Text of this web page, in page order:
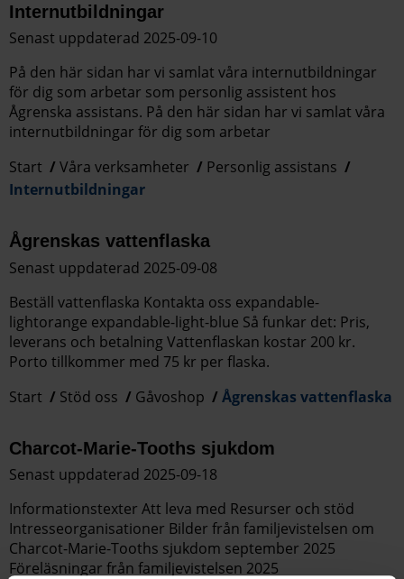
Internutbildningar
Senast uppdaterad 2025-09-10
På den här sidan har vi samlat våra internutbildningar
för dig som arbetar som personlig assistent hos
Ågrenska assistans. På den här sidan har vi samlat våra
internutbildningar för dig som arbetar
Start
Våra verksamheter
Personlig assistans
Internutbildningar
Ågrenskas vattenflaska
Senast uppdaterad 2025-09-08
Beställ vattenflaska Kontakta oss expandable-
lightorange expandable-light-blue Så funkar det: Pris,
leverans och betalning Vattenflaskan kostar 200 kr.
Porto tillkommer med 75 kr per flaska.
Start
Stöd oss Gåvoshop Ågrenskas vattenflaska
Charcot-Marie-Tooths sjukdom
Senast uppdaterad 2025-09-18
Informationstexter Att leva med Resurser och stöd
Intresseorganisationer Bilder från familjevistelsen om
Charcot-Marie-Tooths sjukdom september 2025
Föreläsningar från familjevistelsen 2025